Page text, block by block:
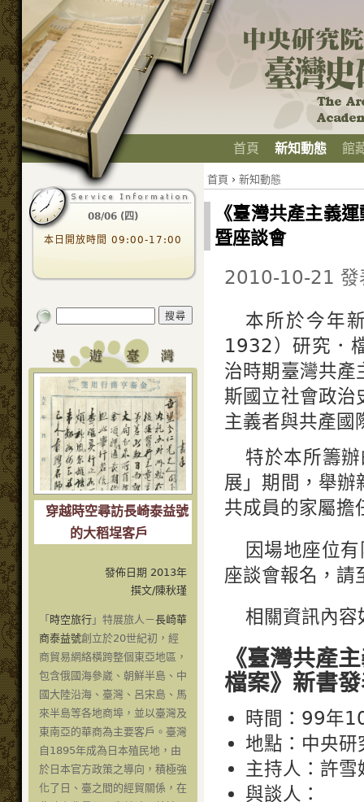
首頁 新知動態 館
08/06 (四)
本日開放時間 09:00-17:00
穿越時空尋訪長崎泰益號
的大稻埕客戶
發佈日期 2013年
撰文/陳秋瑾
「 時空旅行 」特展旅人－長崎華
商泰益號創立於20世紀初，經
商貿易網絡橫跨整個東亞地區，
包含俄國海參崴、朝鮮半島、中
國大陸沿海、臺灣、呂宋島、馬
來半島等各地商埠，並以臺灣及
東南亞的華商為主要客戶。臺灣
自1895年成為日本殖民地，由
於日本官方政策之導向，積極強
化了日、臺之間的經貿關係，在
首頁 › 新知動態
《臺灣共產主義
暨座談會
2010-10-21 發
本所於今年
1932）研究．
治時期臺灣共產
斯國立社會政治
主義者與共產國
特於本所籌
展」期間，舉
共成員的家屬擔
因場地座位
座談會報名，請
相關資訊內容
《臺灣共產
檔案》新書
時間：99年
地點：中央
主持人：許
與談人：